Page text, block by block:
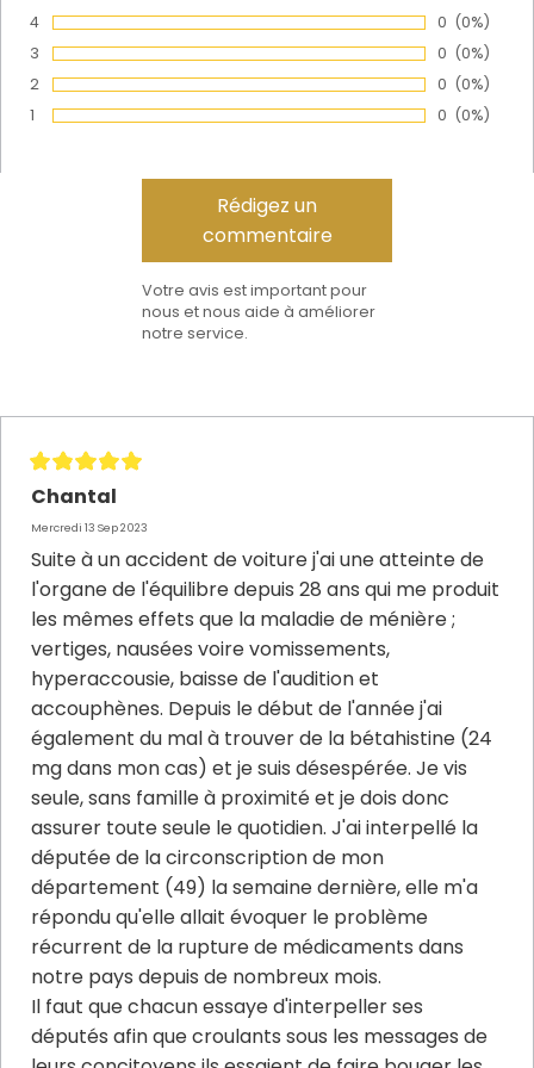
4 Nombre de
0 (0%)
3 Nombre de
0 (0%)
2 Nombre de
0 (0%)
1 Nombre de
0 (0%)
Votre avis est important pour
nous et nous aide à améliorer
notre service.
Chantal
Mercredi 13 Sep 2023
Suite à un accident de voiture j'ai une atteinte de
l'organe de l'équilibre depuis 28 ans qui me produit
les mêmes effets que la maladie de ménière ;
vertiges, nausées voire vomissements,
hyperaccousie, baisse de l'audition et
accouphènes. Depuis le début de l'année j'ai
également du mal à trouver de la bétahistine (24
mg dans mon cas) et je suis désespérée. Je vis
seule, sans famille à proximité et je dois donc
assurer toute seule le quotidien. J'ai interpellé la
députée de la circonscription de mon
département (49) la semaine dernière, elle m'a
répondu qu'elle allait évoquer le problème
récurrent de la rupture de médicaments dans
notre pays depuis de nombreux mois.
Il faut que chacun essaye d'interpeller ses
députés afin que croulants sous les messages de